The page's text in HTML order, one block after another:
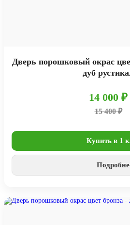
Дверь порошковый окрас
дуб
14 000 ₽
15 400 ₽
Купить в 1